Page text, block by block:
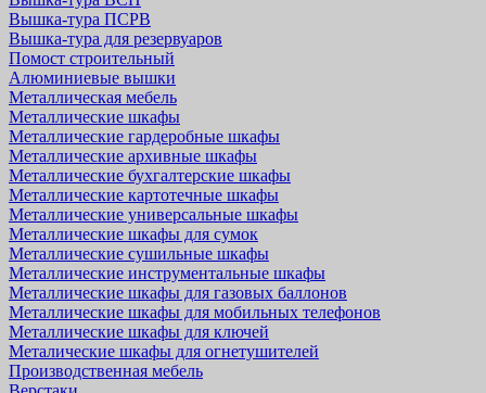
Вышка-тура ПСРВ
Вышка-тура для резервуаров
Помост строительный
Алюминиевые вышки
Металлическая мебель
Металлические шкафы
Металлические гардеробные шкафы
Металлические архивные шкафы
Металлические бухгалтерские шкафы
Металлические картотечные шкафы
Металлические универсальные шкафы
Металлические шкафы для сумок
Металлические сушильные шкафы
Металлические инструментальные шкафы
Металлические шкафы для газовых баллонов
Металлические шкафы для мобильных телефонов
Металлические шкафы для ключей
Металические шкафы для огнетушителей
Производственная мебель